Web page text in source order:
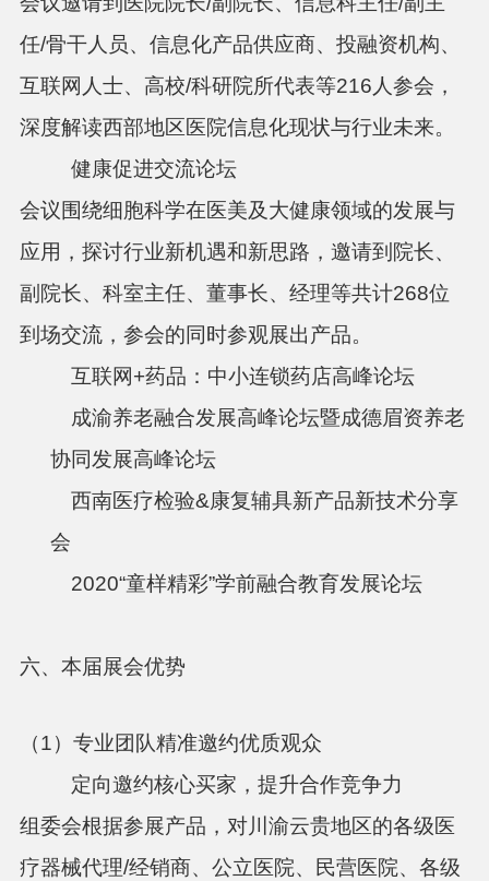
任/骨干人员、信息化产品供应商、投融资机构、
互联网人士、高校/科研院所代表等216人参会，
深度解读西部地区医院信息化现状与行业未来。
健康促进交流论坛
会议围绕细胞科学在医美及大健康领域的发展与
应用，探讨行业新机遇和新思路，邀请到院长、
副院长、科室主任、董事长、经理等共计268位
到场交流，参会的同时参观展出产品。
互联网+药品：中小连锁药店高峰论坛
成渝养老融合发展高峰论坛暨成德眉资养老
协同发展高峰论坛
西南医疗检验&康复辅具新产品新技术分享
会
2020“童样精彩”学前融合教育发展论坛
六、本届展会优势
（1）专业团队精准邀约优质观众
定向邀约核心买家，提升合作竞争力
组委会根据参展产品 ，对川渝云贵地区的各级医
疗器械代理/经销商、公立医院、民营医院、各级